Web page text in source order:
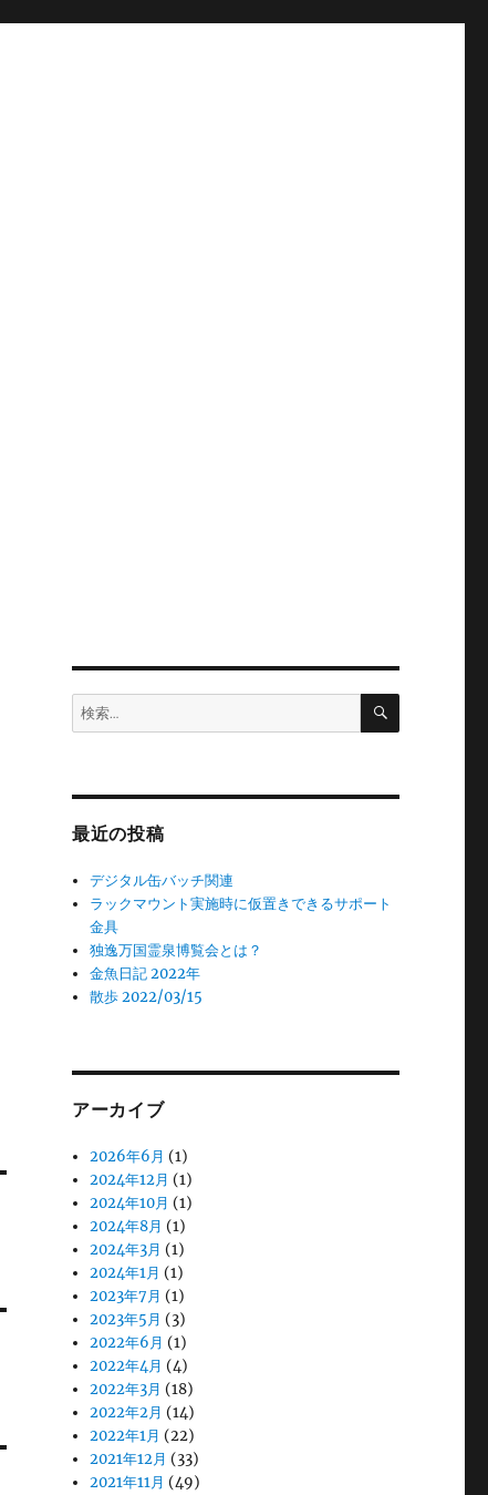
検
索:
検
最近の投稿
デジタル缶バッチ関連
ラックマウント実施時に仮置きできるサポート
金具
独逸万国霊泉博覧会とは？
金魚日記 2022年
散歩 2022/03/15
アーカイブ
2026年6月 (1)
2024年12月 (1)
2024年10月 (1)
2024年8月 (1)
2024年3月 (1)
2024年1月 (1)
2023年7月 (1)
2023年5月 (3)
2022年6月 (1)
2022年4月 (4)
2022年3月 (18)
2022年2月 (14)
2022年1月 (22)
2021年12月 (33)
2021年11月 (49)